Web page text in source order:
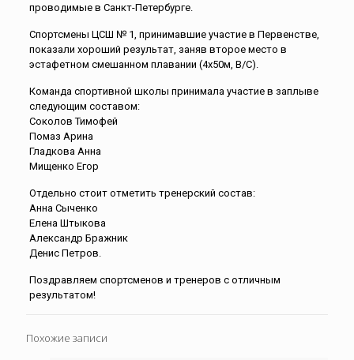
проводимые в Санкт-Петербурге.
Спортсмены ЦСШ № 1, принимавшие участие в Первенстве,
показали хороший результат, заняв второе место в
эстафетном смешанном плавании (4х50м, В/С).
Команда спортивной школы принимала участие в заплыве
следующим составом:
Соколов Тимофей
Помаз Арина
Гладкова Анна
Мищенко Егор
Отдельно стоит отметить тренерский состав:
Анна Сыченко
Елена Штыкова
Александр Бражник
Денис Петров.
Поздравляем спортсменов и тренеров с отличным
результатом!
Похожие записи